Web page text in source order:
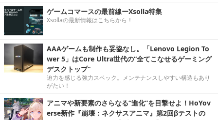
ゲームコマースの最前線ーXsolla特集
Xsollaの最新情報はこちらから！
AAAゲームも制作も妥協なし。「Lenovo Legion To
wer 5」はCore Ultra世代の“全てこなせるゲーミング
デスクトップ”
迫力を感じる強力スペック。メンテナンスしやすい構造もあり
がたい！
アニマや新要素のさらなる“進化”を目撃せよ！HoYov
erse新作『崩壊：ネクサスアニマ』第2回βテストの